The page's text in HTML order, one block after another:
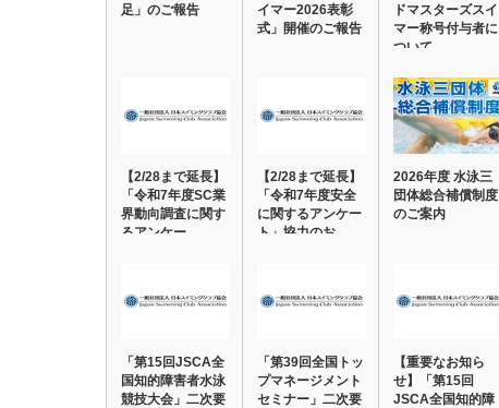
足」のご報告
イマー2026表彰
式」開催のご報告
ドマスターズスイ
マー称号付与者に
ついて
【2/28まで延長】
「令和7年度SC業
界動向調査に関す
るアンケー…
【2/28まで延長】
「令和7年度安全
に関するアンケー
ト」協力のお…
2026年度 水泳三
団体総合補償制度
のご案内
「第15回JSCA全
国知的障害者水泳
競技大会」二次要
「第39回全国トッ
プマネージメント
セミナー」二次要
【重要なお知ら
せ】「第15回
JSCA全国知的障